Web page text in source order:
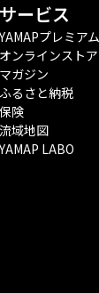
サービス
プレミアム
オンラインストア
マガジン
ふるさと納税
保険
流域地図
LABO